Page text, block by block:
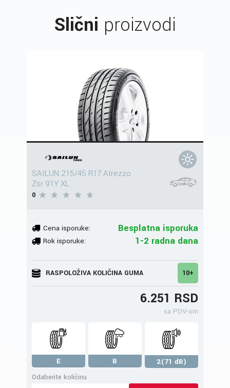
Slični proizvodi
SAILUN 215/45 R17 Atrezzo
Zsr 91Y XL
0
Cena isporuke: Besplatna isporuka
Rok isporuke: 1-2 radna dana
RASPOLOŽIVA KOLIČINA GUMA 10+
6.251 RSD
sa PDV-om
E B
2(71 dB)
Odaberite količinu